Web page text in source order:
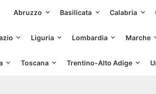
Incontri Gay
Abruzzo Basilicata Calabria
Liguria Lombardia Marche
Toscana Trentino-Alto Adige